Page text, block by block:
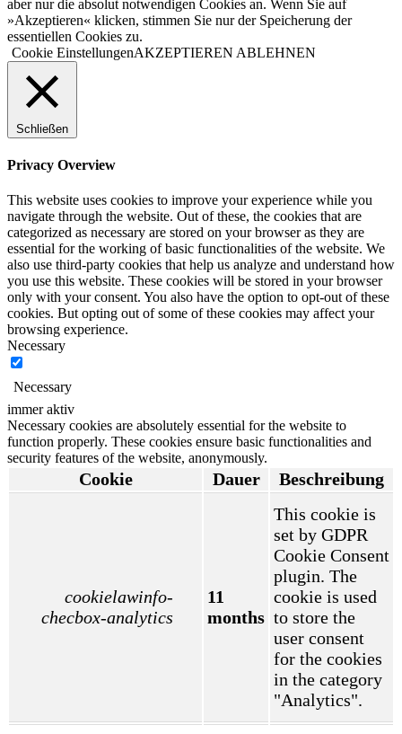
aber nur die absolut notwendigen Cookies an. Wenn Sie auf
»Akzeptieren« klicken, stimmen Sie nur der Speicherung der
essentiellen Cookies zu.
Cookie EinstellungenAKZEPTIEREN ABLEHNEN
Schließen
Privacy Overview
This website uses cookies to improve your experience while you
navigate through the website. Out of these, the cookies that are
categorized as necessary are stored on your browser as they are
essential for the working of basic functionalities of the website. We
also use third-party cookies that help us analyze and understand how
you use this website. These cookies will be stored in your browser
only with your consent. You also have the option to opt-out of these
cookies. But opting out of some of these cookies may affect your
browsing experience.
Necessary
Necessary
immer aktiv
Necessary cookies are absolutely essential for the website to
function properly. These cookies ensure basic functionalities and
security features of the website, anonymously.
Cookie Dauer Beschreibung
cookielawinfo-
checbox-analytics
11
months
This cookie is
set by GDPR
Cookie Consent
plugin. The
cookie is used
to store the
user consent
for the cookies
in the category
"Analytics".